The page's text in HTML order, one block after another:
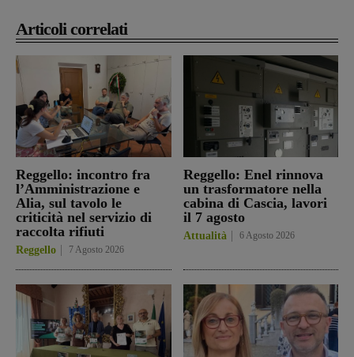
Articoli correlati
Reggello: incontro fra
l’Amministrazione e
Alia, sul tavolo le
criticità nel servizio di
raccolta rifiuti
Reggello 7 Agosto 2026
Reggello: Enel rinnova
un trasformatore nella
cabina di Cascia, lavori
il 7 agosto
Attualità 6 Agosto 2026